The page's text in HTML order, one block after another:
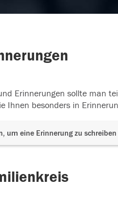
Erinnerungen sollte man
Ihnen besonders in
um eine Erinnerung zu schreiben